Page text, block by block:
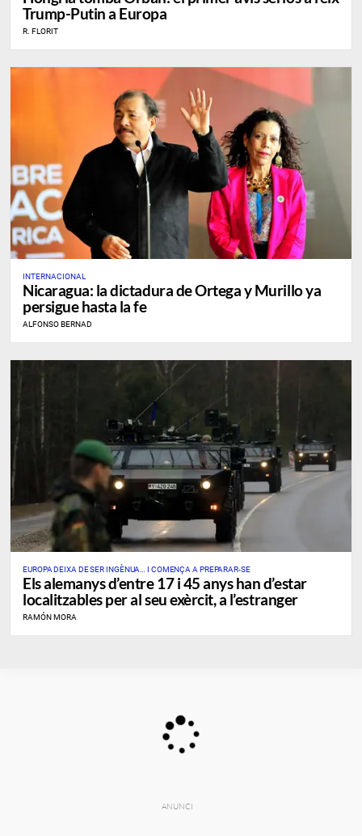
Trump-Putin a Europa
R. FLORIT
INTERNACIONAL
Nicaragua: la dictadura de Ortega y Murillo ya
persigue hasta la fe
ALFONSO BERNAD
EUROPA DEIXA DE SER INGÈNUA… I COMENÇA A PREPARAR-SE
​Els alemanys d’entre 17 i 45 anys han d’estar
localitzables per al seu exèrcit, a l’estranger
RAMÓN MORA